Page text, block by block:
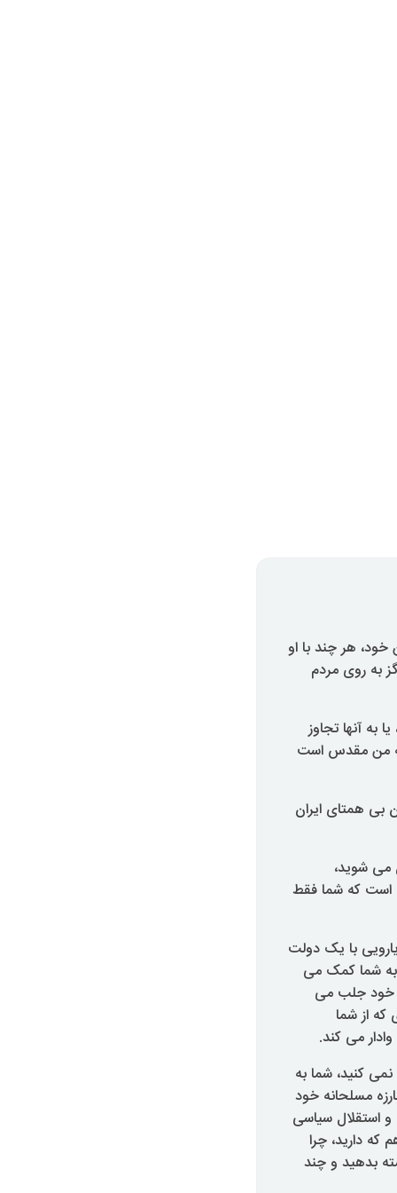
هر چند با او
به روی مردم
آنها تجاوز
من مقدس است
بی همتای ایران
می شوید،
است که شما فقط
با یک دولت
به شما کمک می
خود جلب می
که از شما
می کند.
کنید، شما به
مسلحانه خود
استقلال سیاسی
دارید، چرا
بدهید و چند